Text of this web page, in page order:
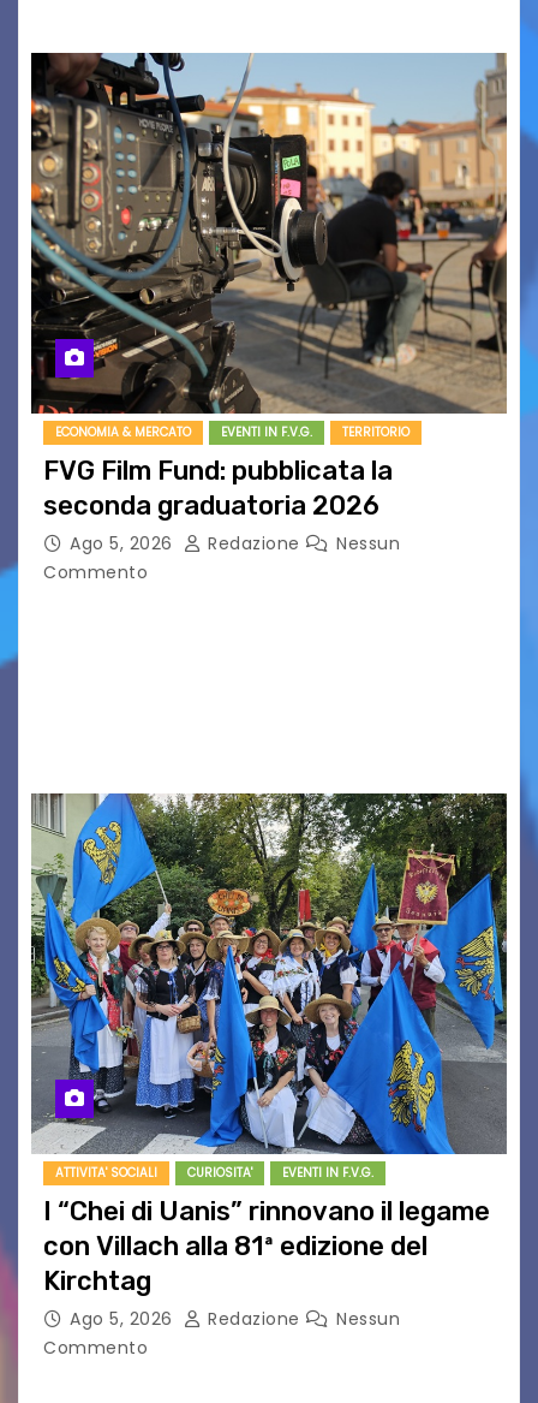
ECONOMIA & MERCATO EVENTI IN F.V.G. TERRITORIO
FVG Film Fund: pubblicata la
seconda graduatoria 2026
Ago 5, 2026 Redazione
Nessun
Commento
ATTIVITA' SOCIALI CURIOSITA' EVENTI IN F.V.G.
I “Chei di Uanis” rinnovano il legame
con Villach alla 81ª edizione del
Kirchtag
Ago 5, 2026 Redazione
Nessun
Commento